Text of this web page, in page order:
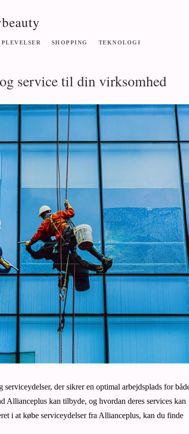
SHOPPING TEKNOLOGI
service til din virksomhed
der sikrer en optimal arbejdsplads for
Allianceplus kan tilbyde, og hvordan deres services kan
i at købe serviceydelser fra Allianceplus, kan du finde